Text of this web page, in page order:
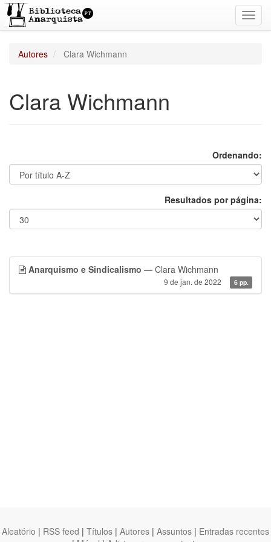
Autores Clara Wichmann
Clara Wichmann
Ordenando:
Resultados por página:
Anarquismo e Sindicalismo — Clara Wichmann
9 de jan. de 2022 6 pp.
Aleatório | RSS feed | Títulos | Autores | Assuntos | Entradas recentes